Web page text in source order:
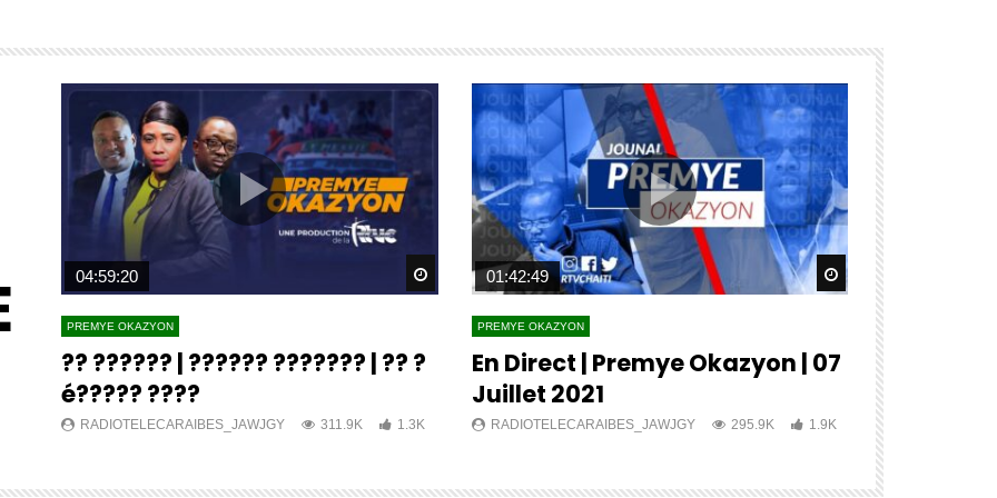
Watch Later Watch Later
04:59:20
PREMYE OKAZYON
?? ?????? | ?????? ??????? | ?? ?
é????? ????
RADIOTELECARAIBES_JAWJGY 311.9K 1.3K
Watch Later
01:42:49
PREMYE OKAZYON
En Direct | Premye Okazyon | 07
Juillet 2021
RADIOTELECARAIBES_JAWJGY 295.9K 1.9K
??
???? ????